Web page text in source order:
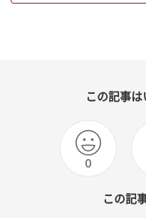
この記事
0
この記